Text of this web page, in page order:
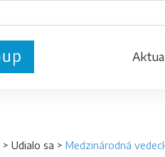
> Udialo sa > Medzinárodná